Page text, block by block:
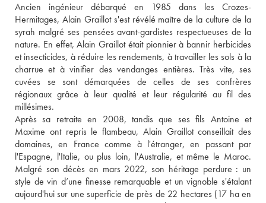
Ancien ingénieur débarqué en 1985 dans les Crozes-
Hermitages, Alain Graillot s'est révélé maître de la culture de la
syrah malgré ses pensées avant-gardistes respectueuses de la
nature. En effet, Alain Graillot était pionnier à bannir herbicides
et insecticides, à réduire les rendements, à travailler les sols à la
charrue et à vinifier des vendanges entières. Très vite, ses
cuvées se sont démarquées de celles de ses confrères
régionaux grâce à leur qualité et leur régularité au fil des
millésimes.
Après sa retraite en 2008, tandis que ses fils Antoine et
Maxime ont repris le flambeau, Alain Graillot conseillait des
domaines, en France comme à l'étranger, en passant par
l'Espagne, l'Italie, ou plus loin, l'Australie, et même le Maroc.
Malgré son décès en mars 2022, son héritage perdure : un
style de vin d’une finesse remarquable et un vignoble s'étalant
aujourd'hui sur une superficie de près de 22 hectares (17 ha en